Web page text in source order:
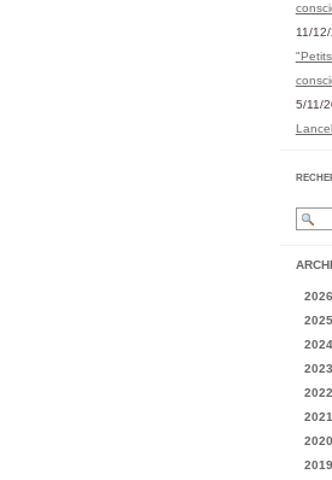
11/
5/11/
2026
2025
2024
2023
2022
2021
2020
2019